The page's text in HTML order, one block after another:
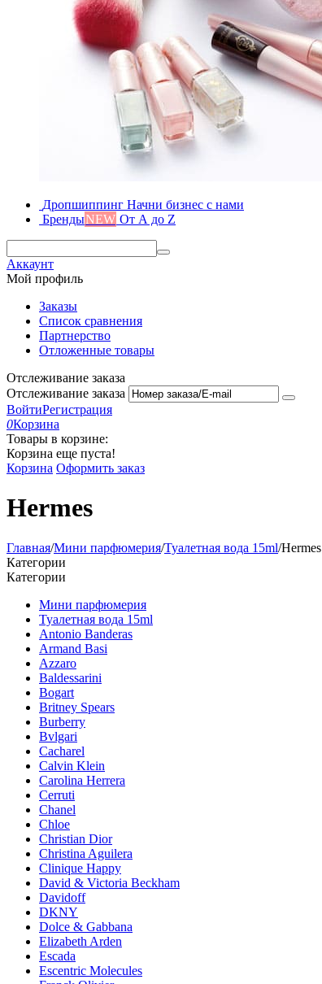
Дропшиппинг Начни бизнес с нами
БрендыNEW От А до Z
Аккаунт
Мой профиль
Заказы
Список сравнения
Партнерство
Отложенные товары
Отслеживание заказа
Отслеживание заказа
ВойтиРегистрация
0Корзина
Товары в корзине:
Корзина еще пуста!
Корзина Оформить заказ
Hermes
Главная/Мини парфюмерия/Туалетная вода 15ml/Hermes
Категории
Категории
Мини парфюмерия
Туалетная вода 15ml
Antonio Banderas
Armand Basi
Azzaro
Baldessarini
Bogart
Britney Spears
Burberry
Bvlgari
Cacharel
Calvin Klein
Carolina Herrera
Cerruti
Chanel
Chloe
Christian Dior
Christina Aguilera
Clinique Happy
David & Victoria Beckham
Davidoff
DKNY
Dolce & Gabbana
Elizabeth Arden
Escada
Escentric Molecules